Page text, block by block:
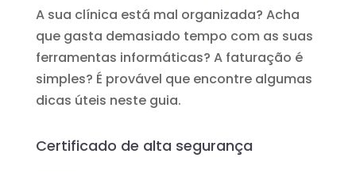
A sua clínica está mal organizada? Acha
que gasta demasiado tempo com as suas
ferramentas informáticas? A faturação é
simples? É provável que encontre algumas
dicas úteis neste guia.
Certificado de alta segurança